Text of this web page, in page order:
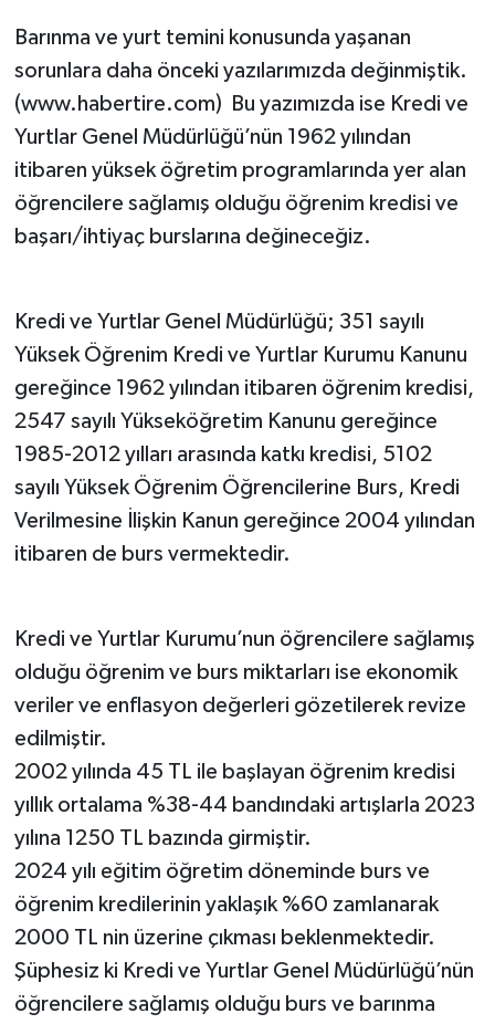
Barınma ve yurt temini konusunda yaşanan
sorunlara daha önceki yazılarımızda değinmiştik.
(www.habertire.com) Bu yazımızda ise Kredi ve
Yurtlar Genel Müdürlüğü’nün 1962 yılından
itibaren yüksek öğretim programlarında yer alan
öğrencilere sağlamış olduğu öğrenim kredisi ve
başarı/ihtiyaç burslarına değineceğiz.
Kredi ve Yurtlar Genel Müdürlüğü; 351 sayılı
Yüksek Öğrenim Kredi ve Yurtlar Kurumu Kanunu
gereğince 1962 yılından itibaren öğrenim kredisi,
2547 sayılı Yükseköğretim Kanunu gereğince
1985-2012 yılları arasında katkı kredisi, 5102
sayılı Yüksek Öğrenim Öğrencilerine Burs, Kredi
Verilmesine İlişkin Kanun gereğince 2004 yılından
itibaren de burs vermektedir.
Kredi ve Yurtlar Kurumu’nun öğrencilere sağlamış
olduğu öğrenim ve burs miktarları ise ekonomik
veriler ve enflasyon değerleri gözetilerek revize
edilmiştir.
2002 yılında 45 TL ile başlayan öğrenim kredisi
yıllık ortalama %38-44 bandındaki artışlarla 2023
yılına 1250 TL bazında girmiştir.
2024 yılı eğitim öğretim döneminde burs ve
öğrenim kredilerinin yaklaşık %60 zamlanarak
2000 TL nin üzerine çıkması beklenmektedir.
Şüphesiz ki Kredi ve Yurtlar Genel Müdürlüğü’nün
öğrencilere sağlamış olduğu burs ve barınma